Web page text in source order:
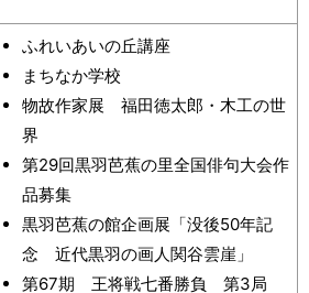
ふれいあいの丘講座
まちなか学校
物故作家展 福田徳太郎・木工の世
界
第29回黒羽芭蕉の里全国俳句大会作
品募集
黒羽芭蕉の館企画展「没後50年記
念 近代黒羽の画人関谷雲崖」
第67期 王将戦七番勝負 第3局